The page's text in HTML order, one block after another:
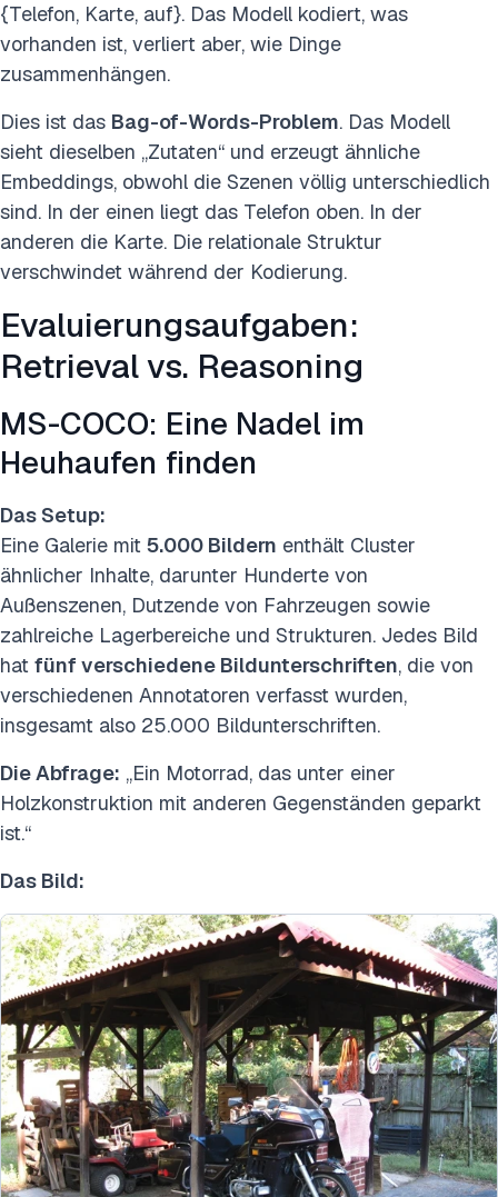
{Telefon, Karte, auf}. Das Modell kodiert, was
vorhanden ist, verliert aber, wie Dinge
zusammenhängen.
Dies ist das Bag-of-Words-Problem. Das Modell
sieht dieselben „Zutaten“ und erzeugt ähnliche
Embeddings, obwohl die Szenen völlig unterschiedlich
sind. In der einen liegt das Telefon oben. In der
anderen die Karte. Die relationale Struktur
verschwindet während der Kodierung.
Evaluierungsaufgaben:
Retrieval vs. Reasoning
MS-COCO: Eine Nadel im
Heuhaufen finden
Das Setup:
Eine Galerie mit 5.000 Bildern enthält Cluster
ähnlicher Inhalte, darunter Hunderte von
Außenszenen, Dutzende von Fahrzeugen sowie
zahlreiche Lagerbereiche und Strukturen. Jedes Bild
hat fünf verschiedene Bildunterschriften, die von
verschiedenen Annotatoren verfasst wurden,
insgesamt also 25.000 Bildunterschriften.
Die Abfrage: „Ein Motorrad, das unter einer
Holzkonstruktion mit anderen Gegenständen geparkt
ist.“
Das Bild: